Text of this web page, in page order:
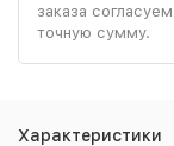
заказа
точную сумму.
Характеристики